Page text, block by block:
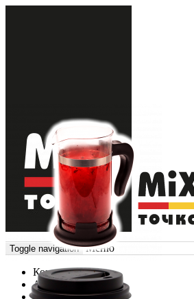
Toggle navigation Меню
Контакты
Акции
Меню